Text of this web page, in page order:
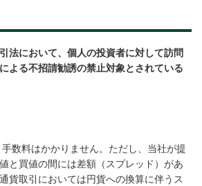
法において、個人の投資者に対して訪問
よる不招請勧誘の禁止対象とされている
手数料はかかりません。ただし、当社が提
と買値の間には差額（スプレッド）があ
貨取引においては円貨への換算に伴うス